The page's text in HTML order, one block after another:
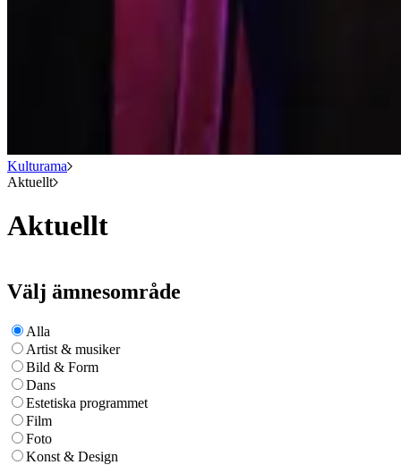
Kulturama
Aktuellt
Aktuellt
Välj ämnesområde
Alla
Artist & musiker
Bild & Form
Dans
Estetiska programmet
Film
Foto
Konst & Design